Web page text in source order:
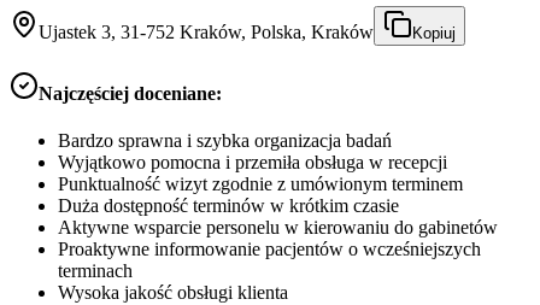
Ujastek 3, 31-752 Kraków, Polska, Kraków Kopiuj
Najczęściej doceniane:
Bardzo sprawna i szybka organizacja badań
Wyjątkowo pomocna i przemiła obsługa w recepcji
Punktualność wizyt zgodnie z umówionym terminem
Duża dostępność terminów w krótkim czasie
Aktywne wsparcie personelu w kierowaniu do gabinetów
Proaktywne informowanie pacjentów o wcześniejszych
terminach
Wysoka jakość obsługi klienta